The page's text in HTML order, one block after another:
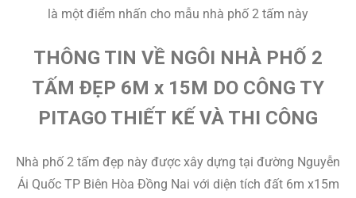
là một điểm nhấn cho mẫu nhà phố 2 tấm này
THÔNG TIN VỀ NGÔI NHÀ PHỐ 2
TẤM ĐẸP 6M x 15M DO CÔNG TY
PITAGO THIẾT KẾ VÀ THI CÔNG
Nhà phố 2 tấm đẹp này được xây dựng tại đường Nguyễn
Ái Quốc TP Biên Hòa Đồng Nai với diện tích đất 6m x15m